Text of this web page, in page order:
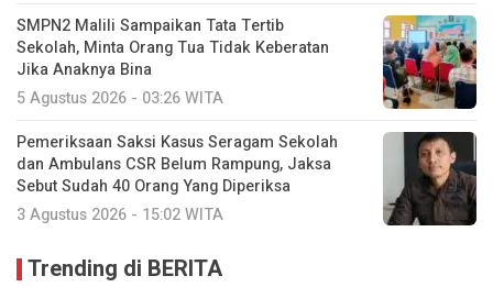
SMPN2 Malili Sampaikan Tata Tertib
Sekolah, Minta Orang Tua Tidak Keberatan
Jika Anaknya Bina
5 Agustus 2026 - 03:26 WITA
Pemeriksaan Saksi Kasus Seragam Sekolah
dan Ambulans CSR Belum Rampung, Jaksa
Sebut Sudah 40 Orang Yang Diperiksa
3 Agustus 2026 - 15:02 WITA
Trending di BERITA